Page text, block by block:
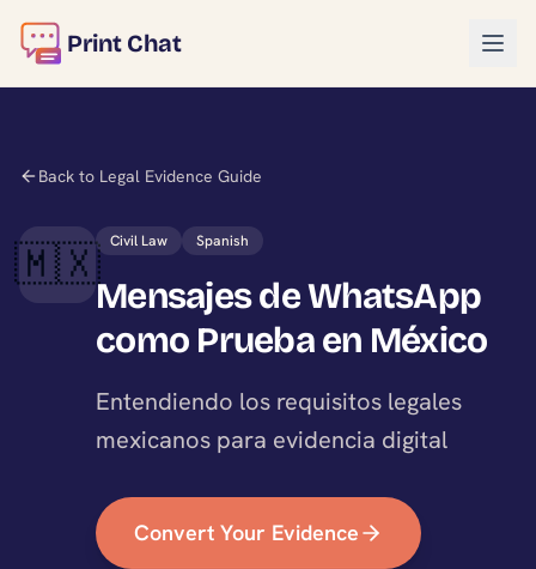
Print Chat
Back to Legal Evidence Guide
🇲🇽 Civil Law Spanish
Mensajes de WhatsApp
como Prueba en México
Entendiendo los requisitos legales
mexicanos para evidencia digital
Convert Your Evidence